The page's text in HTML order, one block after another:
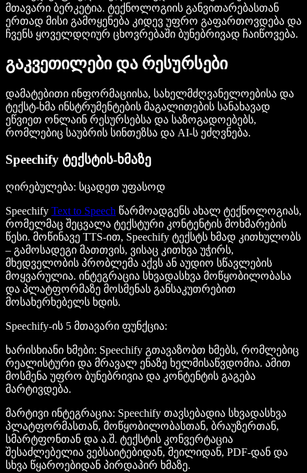
მთავარი ბერკეტია. ტექნოლოგიის განვითარებასთან
ერთად მისი გამოყენება კიდევ უფრო გაფართოვდება და
ჩვენს ყოველდღიურ ცხოვრებაში ბუნებრივად ჩაიწოვება.
გაკვეთილები და რესურსები
დამატებითი ინფორმაციისა, სახელმძღვანელოებისა და
ტექსტ-ხმა ინსტრუმენტების მაგალითების სანახავად
ეწვიეთ ონლაინ რესურსებსა და საზოგადოებებს,
რომლებიც საუბრის სინთეზსა და AI-ს ეძღვნება.
Speechify ტექსტის-ხმაზე
ღირებულება: სცადეთ უფასოდ
Speechify Text to Speech წარმოადგენს ახალ ტექნოლოგიას,
რომელმაც შეცვალა ტექსტური კონტენტის მოხმარების
წესი. მოწინავე TTS-ით, Speechify ტექსტს ხმად კითხულობს
– გამოსადეგი მათთვის, ვისაც კითხვა უჭირს,
მხედველობის პრობლემა აქვს ან აუდიო სწავლების
მოყვარულია. ინტეგრაცია სხვადასხვა მოწყობილობასა
და პლატფორმაზე მოსმენას განსაკუთრებით
მოსახერხებელს ხდის.
Speechify-ის 5 მთავარი ფუნქცია:
ხარისხიანი ხმები: Speechify გთავაზობთ ხმებს, რომლებიც
რეალისტური და მრავალ ენაზე ხელმისაწვდომია. ამით
მოსმენა უფრო ბუნებრივია და კონტენტის გაგება
მარტივდება.
მარტივი ინტეგრაცია: Speechify თავსებადია სხვადასხვა
პლატფორმასთან, მოწყობილობასთან, ბრაუზერთან,
სმარტფონთან და ა.შ. ტექსტის კონვერტაცია
შესაძლებელია ვებსაიტებიდან, მეილიდან, PDF-დან და
სხვა წყაროებიდან პირდაპირ ხმაზე.